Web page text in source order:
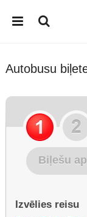
Autobusu
Biļešu
Izvēlies reisu